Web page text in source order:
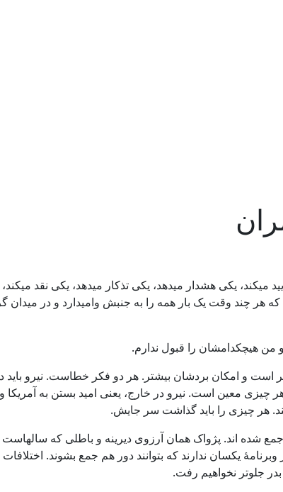
میکند، یکی هشدار میدهد، یکی تذکار میدهد، یکی نقد
هر چند وقت یک بار همه را به جنبش وامیدارد و در
من هیچکدامشان را قبول ندارم.
است و امکان بردشان بیشتر. هر دو فکر خطاست. نیرو باید
معین است. نیرو در خارج، یعنی امید بستن به آمریکا
هر چیزی را باید گذاشت سر جایش.
شده اند. پژواک همان آرزوی دیرینه و باطلی که
یکسان ندارند که بتوانند دور هم جمع بشوند.
جلوتر نخواهیم رفت.